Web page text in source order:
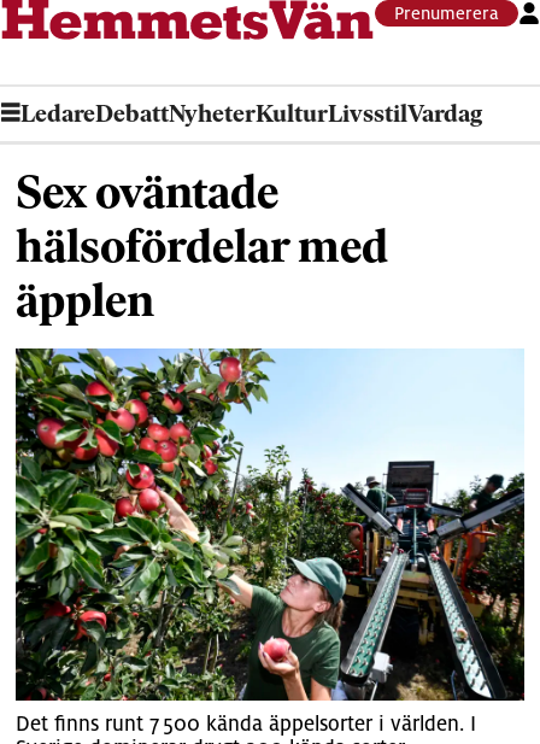
Prenumerera
LedareDebattNyheterKulturLivsstilVardag
Sex oväntade
hälsofördelar med
äpplen
Det finns runt 7 500 kända äppelsorter i världen. I